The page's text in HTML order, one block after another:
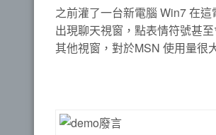
之前灌了一台新電腦 Win7 在
出現聊天視窗，點表情符號甚
其他視窗，對於MSN 使用量很